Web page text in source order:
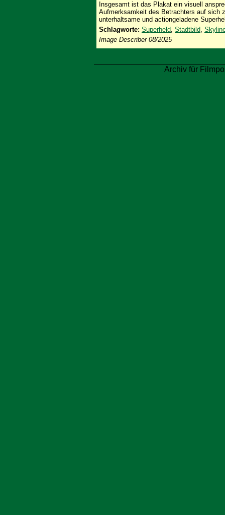
Insgesamt ist das Plakat ein visuell
Aufmerksamkeit des Betrachters auf sich
unterhaltsame und actiongeladene
Schlagworte: Superheld, Stadtbild,
Image Describer 08/2025
Archiv für